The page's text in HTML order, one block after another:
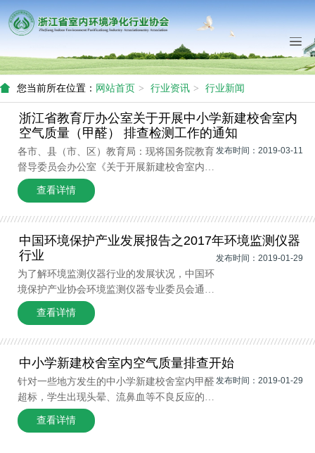
您当前所在位置： 网站首页 行业资讯 行业新闻
浙江省教育厅办公室关于开展中小学新建校舍室内
空气质量（甲醛） 排查检测工作的通知
发布时间：2019-03-11
各市、县（市、区）教育局：现将国务院教育
督导委员会办公室《关于开展新建校舍室内空
气质量（甲醛）排查、检测工作的通知》转发
给你们，并提出以下意见，请一并执
行。 一、迅速开展排查工作。各地要根据通
使用
查看详情
中国环境保护产业发展报告之2017年环境监测仪器
行业
发布时间：2019-01-29
为了解环境监测仪器行业的发展状况，中国环
境保护产业协会环境监测仪器专业委员会通过
企业自行录入的方式，统计分析了2017 年环
境监测仪器行业的发展状况。共有61 家企业
参与了本次的调查工作，这与2016 年参与调
查看详情
中小学新建校舍室内空气质量排查开始
发布时间：2019-01-29
针对一些地方发生的中小学新建校舍室内甲醛
超标，学生出现头晕、流鼻血等不良反应的情
况，国务院教育督导委员会办公室日前下发通
知，要求各地开展中小学新建校舍室内空气质
查看详情